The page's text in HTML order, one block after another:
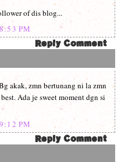
of dis blog...
PM
akak, zmn bertunang ni la zmn
Ada je sweet moment dgn si
PM